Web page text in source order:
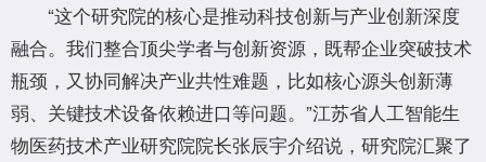
“这个研究院的核心是推动科技创新与产业创新深度
融合。我们整合顶尖学者与创新资源，既帮企业突破技术
瓶颈，又协同解决产业共性难题，比如核心源头创新薄
弱、关键技术设备依赖进口等问题。”江苏省人工智能生
物医药技术产业研究院院长张辰宇介绍说，研究院汇聚了